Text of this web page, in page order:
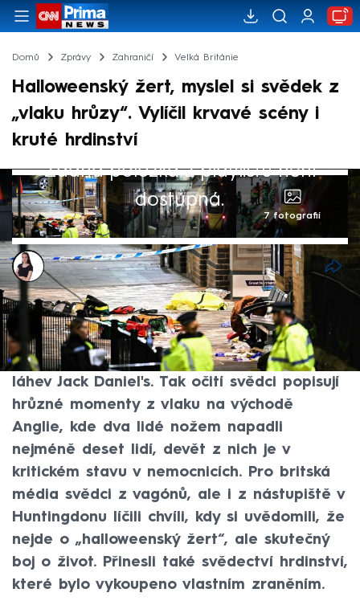
Domů Zprávy Zahraničí Velká Británie
Halloweenský žert, myslel si svědek z
„vlaku hrůzy“. Vylíčil krvavé scény i
kruté hrdinství
Žádná položka z playlistu není
dostupná.
7 fotografií
Monika Kabourková
Akt. 2. lis 2025, 16:39• 2. lis 2025, 09:52
Krev byla naprosto všude, lidé po sobě v
panice šlapali, schovávali se na záchodech
a jedinou jejich zbraní proti útočníkům byla
láhev Jack Daniel's. Tak očití svědci popisují
hrůzné momenty z vlaku na východě
Anglie, kde dva lidé nožem napadli
nejméně deset lidí, devět z nich je v
kritickém stavu v nemocnicích. Pro britská
média svědci z vagónů, ale i z nástupiště v
Huntingdonu líčili chvíli, kdy si uvědomili, že
nejde o „halloweenský žert“, ale skutečný
boj o život. Přinesli také svědectví hrdinství,
které bylo vykoupeno vlastním zraněním.